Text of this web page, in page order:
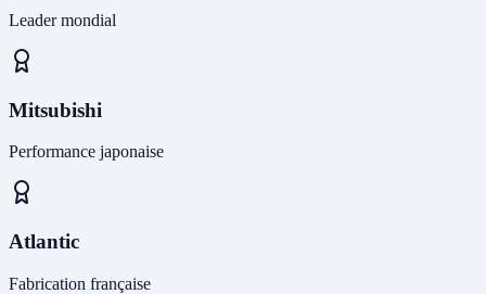
Leader mondial
Mitsubishi
Performance japonaise
Atlantic
Fabrication française